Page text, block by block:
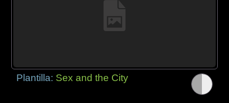
Plantilla: Sex and the City